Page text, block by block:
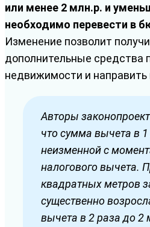
или менее 2 млн.р. и
необходимо перевести в
Изменение позволит
дополнительные средства
недвижимости и направить
Авторы
что сумма вычета в
неизменной с
налогового вычета.
квадратных метров
существенно
вычета в 2 раза до 2